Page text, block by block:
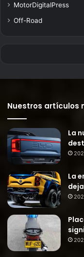
MotorDigitalPress
Off-Road
Nuestros artículos
La
La